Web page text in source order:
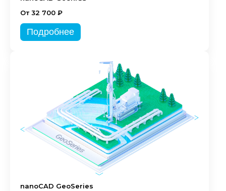
От 32 700 ₽
Подробнее
nanoCAD GeoSeries